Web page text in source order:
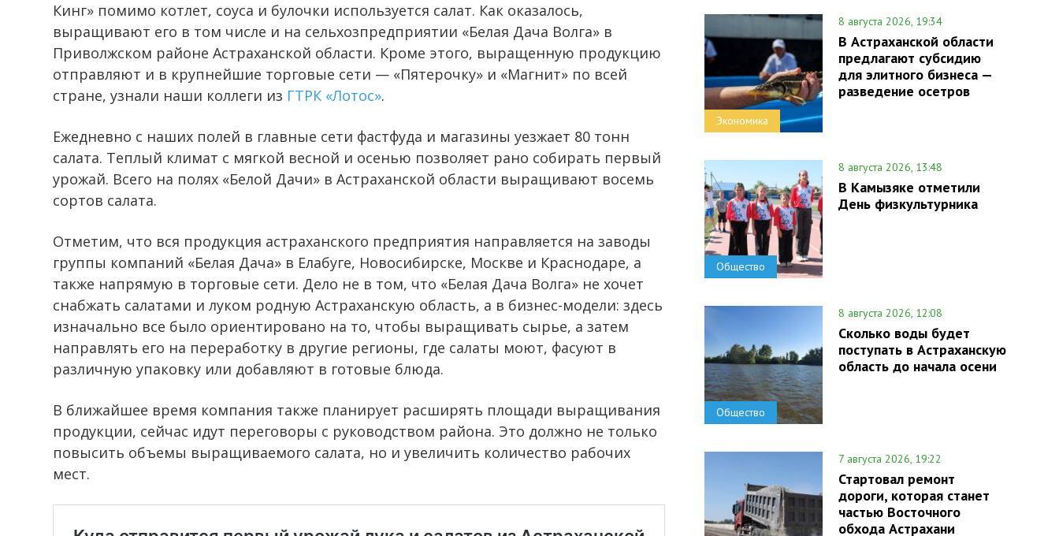
Кинг» помимо котлет, соуса и булочки используется салат. Как оказалось,
выращивают его в том числе и на сельхозпредприятии «Белая Дача Волга» в
Приволжском районе Астраханской области. Кроме этого, выращенную продукцию
отправляют и в крупнейшие торговые сети — «Пятерочку» и «Магнит» по всей
стране, узнали наши коллеги из ГТРК «Лотос».
Ежедневно с наших полей в главные сети фастфуда и магазины уезжает 80 тонн
салата. Теплый климат с мягкой весной и осенью позволяет рано собирать первый
урожай. Всего на полях «Белой Дачи» в Астраханской области выращивают восемь
сортов салата.
Отметим, что вся продукция астраханского предприятия направляется на заводы
группы компаний «Белая Дача» в Елабуге, Новосибирске, Москве и Краснодаре, а
также напрямую в торговые сети. Дело не в том, что «Белая Дача Волга» не хочет
снабжать салатами и луком родную Астраханскую область, а в бизнес-модели: здесь
изначально все было ориентировано на то, чтобы выращивать сырье, а затем
направлять его на переработку в другие регионы, где салаты моют, фасуют в
различную упаковку или добавляют в готовые блюда.
В ближайшее время компания также планирует расширять площади выращивания
продукции, сейчас идут переговоры с руководством района. Это должно не только
повысить объемы выращиваемого салата, но и увеличить количество рабочих
мест.
Экономика
8 августа 2026, 19:34
В Астраханской области
предлагают субсидию
для элитного бизнеса —
разведение осетров
Общество
8 августа 2026, 13:48
В Камызяке отметили
День физкультурника
Общество
8 августа 2026, 12:08
Сколько воды будет
поступать в Астраханскую
область до начала осени
7 августа 2026, 19:22
Стартовал ремонт
дороги, которая станет
частью Восточного
обхода Астрахани